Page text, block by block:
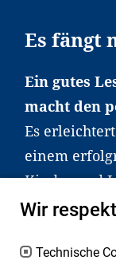
Es fängt
Ein gutes
macht den
Es
einem
Kinder und
haben aber
an Familien
Wir
Technische